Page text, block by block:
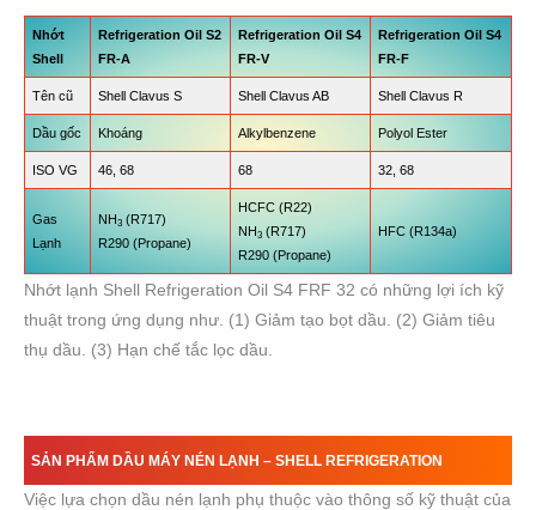
Nhớt
Shell
Refrigeration Oil S2
FR-A
Refrigeration Oil S4
FR-V
Refrigeration Oil S4
FR-F
Tên cũ Shell Clavus S Shell Clavus AB Shell Clavus R
Dầu gốc Khoáng Alkylbenzene Polyol Ester
ISO VG 46, 68 68 32, 68
Gas
Lạnh
NH 3(R717)
R290 (Propane)
HCFC (R22)
NH 3(R717)
R290 (Propane)
HFC (R134a)
Nhớt lạnh Shell Refrigeration Oil S4 FRF 32 có những lợi ích kỹ
thuật trong ứng dụng như. (1) Giảm tạo bọt dầu. (2) Giảm tiêu
thụ dầu. (3) Hạn chế tắc lọc dầu.
SẢN PHẨM DẦU MÁY NÉN LẠNH –SHELL REFRIGERATION
Việc lựa chọn dầu nén lạnh phụ thuộc vào thông số kỹ thuật của